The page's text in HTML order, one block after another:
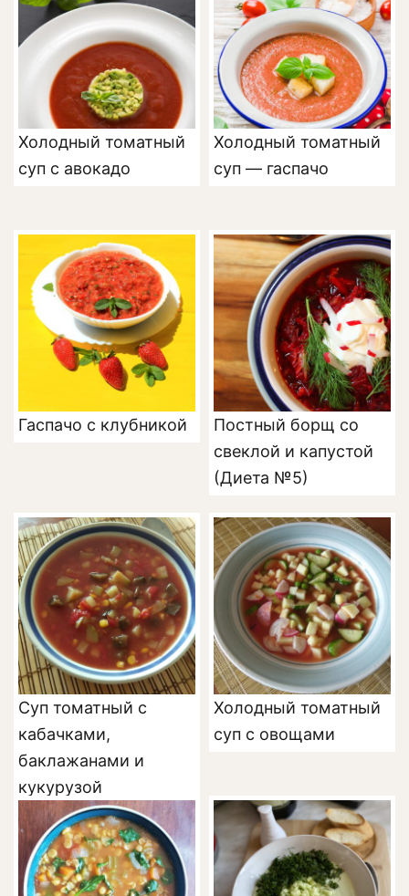
Холодный томатный
суп с авокадо
Холодный томатный
суп — гаспачо
Гаспачо с клубникой
Постный борщ со
свеклой и капустой
(Диета №5)
Суп томатный с
кабачками,
баклажанами и
кукурузой
Холодный томатный
суп с овощами